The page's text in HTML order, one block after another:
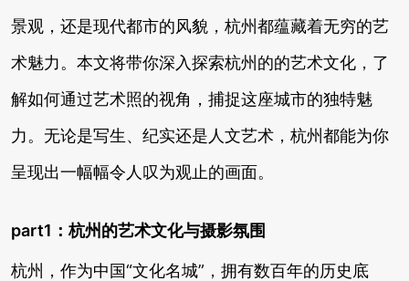
景观，还是现代都市的风貌，杭州都蕴藏着无穷的艺
术魅力。本文将带你深入探索杭州的的艺术文化，了
解如何通过艺术照的视角，捕捉这座城市的独特魅
力。无论是写生、纪实还是人文艺术，杭州都能为你
呈现出一幅幅令人叹为观止的画面。
part1：杭州的艺术文化与摄影氛围
杭州，作为中国“文化名城”，拥有数百年的历史底